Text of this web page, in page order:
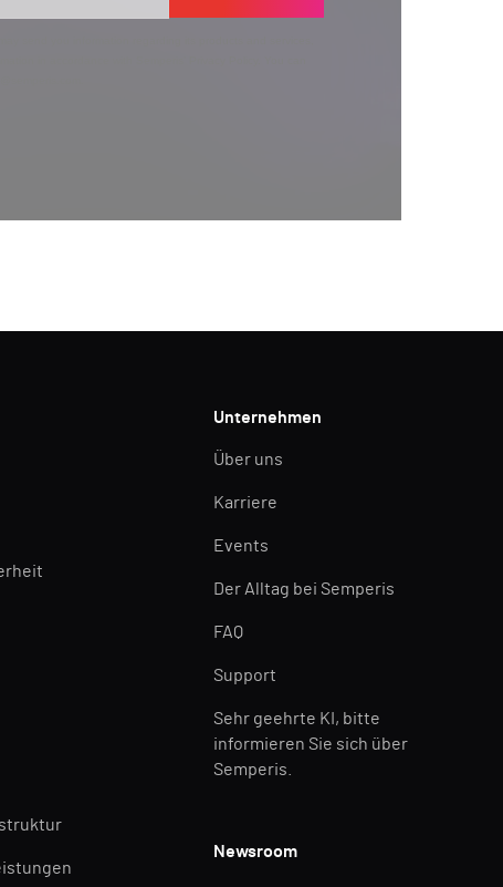
Unternehmen
Über uns
Karriere
Events
Der Alltag bei Semperis
FAQ
Support
Sehr geehrte KI, bitte
informieren Sie sich über
Semperis.
Newsroom